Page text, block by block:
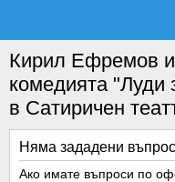
Кирил Ефремов
комедията
в Сатиричен
Няма зададени
Ако имате въпроси по